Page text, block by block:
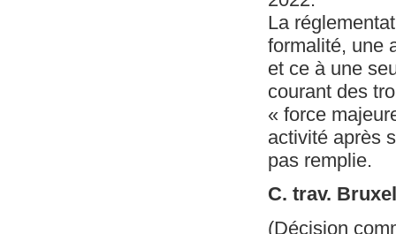
La
formalité, une
et ce à une
courant des
« force
activité après
pas remplie.
C. trav.
(Décision